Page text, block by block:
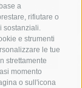
a
rifiutare o
e strumenti
le tue
strettamente
momento
o sull'icona
municipale
treni
de luca